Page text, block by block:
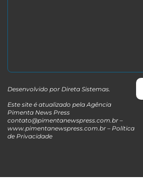
Desenvolvido por Direta Sistemas.
Este site é atualizado pela Agência
Pimenta News Press
contato@pimentanewspress.com.br –
www.pimentanewspress.com.br – Política
de Privacidade